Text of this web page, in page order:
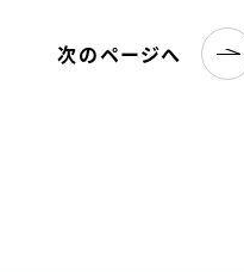
次のページへ